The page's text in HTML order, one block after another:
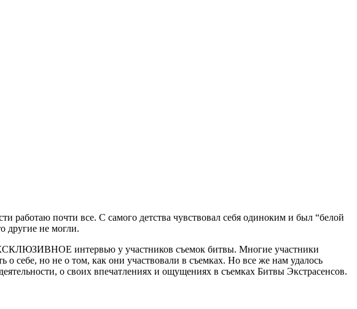
почти все. С самого детства чувствовал себя одиноким и был “белой
другие не могли.
интервью у участников съемок битвы. Многие участники
о себе, но не о том, как они участвовали в съемках. Но все же нам удалось
о своих впечатлениях и ощущениях в съемках Битвы Экстрасенсов.